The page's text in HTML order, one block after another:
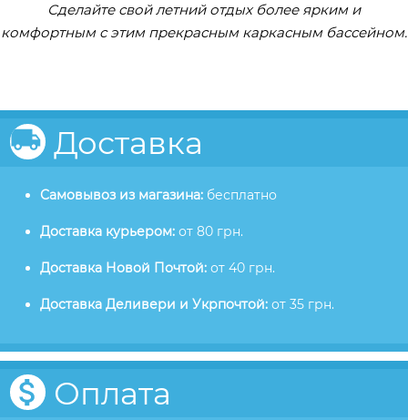
Сделайте свой летний отдых более ярким и
комфортным с этим прекрасным каркасным бассейном.
Доставка
Самовывоз из магазина: бесплатно
Доставка курьером: от 80 грн.
Доставка Новой Почтой: от 40 грн.
Доставка Деливери и Укрпочтой: от 35 грн.
Оплата